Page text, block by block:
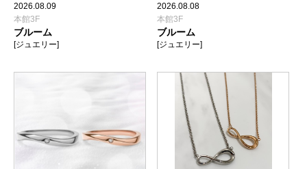
2026.08.09
本館3F
ブルーム
[ジュエリー]
2026.08.08
本館3F
ブルーム
[ジュエリー]